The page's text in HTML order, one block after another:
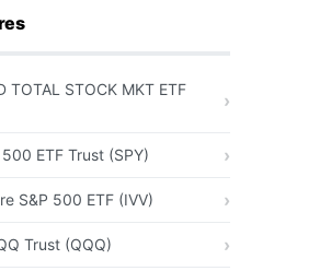
TOTAL STOCK MKT ETF
500 ETF Trust (SPY)
S&P 500 ETF (IVV)
Trust (QQQ)